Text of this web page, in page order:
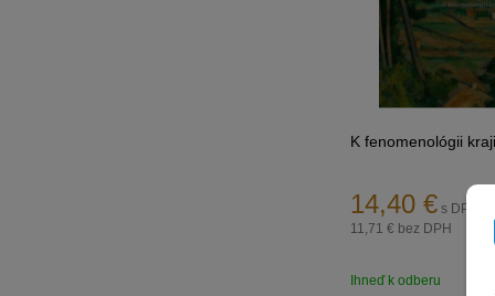
K fenomenológii
14,40 € s DPH
11,71 € bez DPH
Ihneď k odberu